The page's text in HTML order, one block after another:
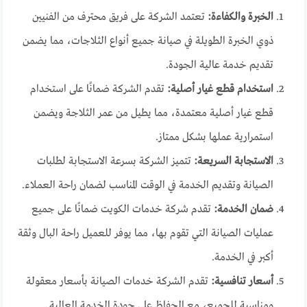
الخبرة والكفاءة: تعتمد الشركة على فريق محترف من الفنيين
ذوي الخبرة الطويلة في صيانة جميع أنواع الثلاجات، مما يضمن
تقديم خدمة عالية الجودة.
استخدام قطع غيار أصلية: تقدم الشركة ضمانًا على استخدام
قطع غيار أصلية معتمدة، مما يطيل من عمر الثلاجة ويضمن
استمرارية عملها بشكل ممتاز.
الاستجابة السريعة: تتميز الشركة بسرعة الاستجابة لطلبات
الصيانة وتقديم الخدمة في الوقت المناسب لضمان راحة العملاء.
ضمان الخدمة: تقدم شركة خدمات الكويت ضمانًا على جميع
عمليات الصيانة التي تقوم بها، مما يوفر للعميل راحة البال وثقة
أكبر في الخدمة.
أسعار تنافسية: تقدم الشركة خدمات الصيانة بأسعار معقولة